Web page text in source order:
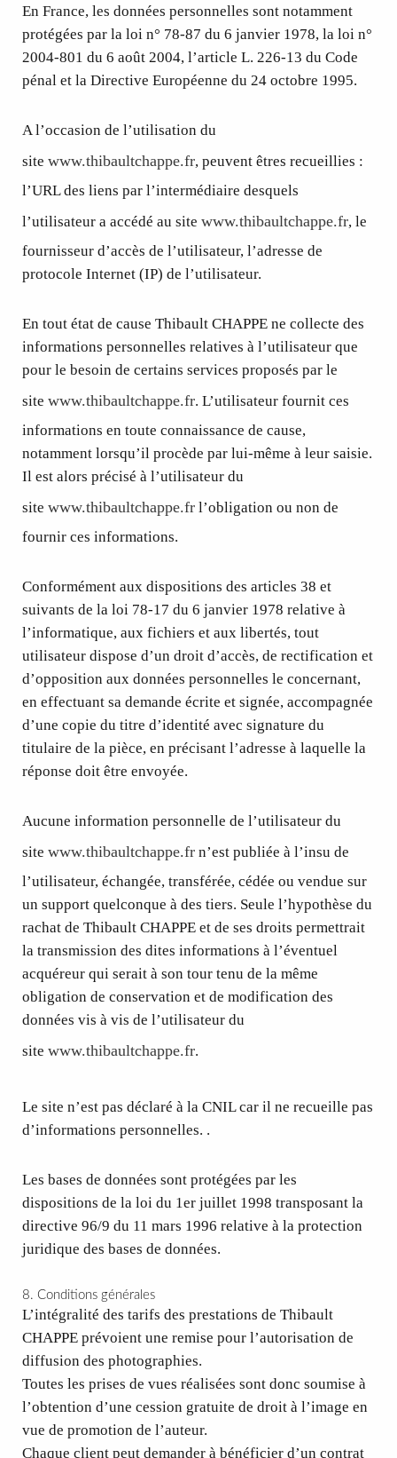
En France, les données personnelles sont notamment
protégées par la loi n° 78-87 du 6 janvier 1978, la loi n°
2004-801 du 6 août 2004, l’article L. 226-13 du Code
pénal et la Directive Européenne du 24 octobre 1995.
A l’occasion de l’utilisation du
site www.thibaultchappe.fr, peuvent êtres recueillies :
l’URL des liens par l’intermédiaire desquels
l’utilisateur a accédé au site www.thibaultchappe.fr, le
fournisseur d’accès de l’utilisateur, l’adresse de
protocole Internet (IP) de l’utilisateur.
En tout état de cause Thibault CHAPPE ne collecte des
informations personnelles relatives à l’utilisateur que
pour le besoin de certains services proposés par le
site www.thibaultchappe.fr. L’utilisateur fournit ces
informations en toute connaissance de cause,
notamment lorsqu’il procède par lui-même à leur saisie.
Il est alors précisé à l’utilisateur du
site www.thibaultchappe.fr l’obligation ou non de
fournir ces informations.
Conformément aux dispositions des articles 38 et
suivants de la loi 78-17 du 6 janvier 1978 relative à
l’informatique, aux fichiers et aux libertés, tout
utilisateur dispose d’un droit d’accès, de rectification et
d’opposition aux données personnelles le concernant,
en effectuant sa demande écrite et signée, accompagnée
d’une copie du titre d’identité avec signature du
titulaire de la pièce, en précisant l’adresse à laquelle la
réponse doit être envoyée.
Aucune information personnelle de l’utilisateur du
site www.thibaultchappe.fr n’est publiée à l’insu de
l’utilisateur, échangée, transférée, cédée ou vendue sur
un support quelconque à des tiers. Seule l’hypothèse du
rachat de Thibault CHAPPE et de ses droits permettrait
la transmission des dites informations à l’éventuel
acquéreur qui serait à son tour tenu de la même
obligation de conservation et de modification des
données vis à vis de l’utilisateur du
site www.thibaultchappe.fr.
Le site n’est pas déclaré à la CNIL car il ne recueille pas
d’informations personnelles. .
Les bases de données sont protégées par les
dispositions de la loi du 1er juillet 1998 transposant la
directive 96/9 du 11 mars 1996 relative à la protection
juridique des bases de données.
8. Conditions générales
L’intégralité des tarifs des prestations de Thibault
CHAPPE prévoient une remise pour l’autorisation de
diffusion des photographies.
Toutes les prises de vues réalisées sont donc soumise à
l’obtention d’une cession gratuite de droit à l’image en
vue de promotion de l’auteur.
Chaque client peut demander à bénéficier d’un contrat